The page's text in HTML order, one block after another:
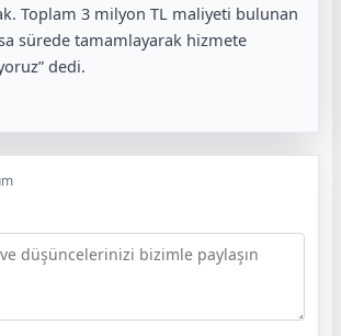
Toplam 3 milyon TL maliyeti bulunan
sürede tamamlayarak hizmete
dedi.